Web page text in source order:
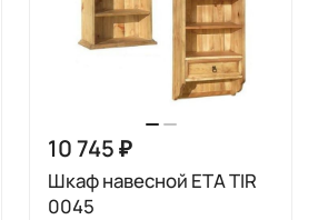
10 745 ₽
Шкаф навесной ETA TIR
0045